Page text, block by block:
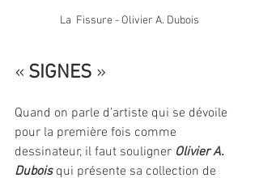
La  Fissure - Olivier A. Dubois
« SIGNES »
Quand on parle d’artiste qui se dévoile
pour la première fois comme
dessinateur, il faut souligner Olivier A.
Dubois qui présente sa collection de